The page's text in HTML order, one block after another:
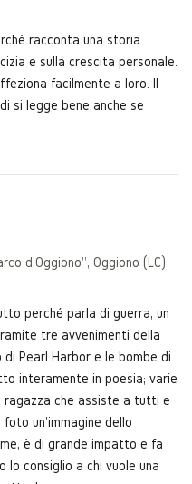
racconta una storia
e sulla crescita personale.
facilmente a loro. Il
si legge bene anche se
d'Oggiono", Oggiono (LC)
perché parla di guerra, un
tre avvenimenti della
Pearl Harbor e le bombe di
interamente in poesia; varie
ragazza che assiste a tutti e
un'immagine dello
è di grande impatto e fa
lo consiglio a chi vuole una